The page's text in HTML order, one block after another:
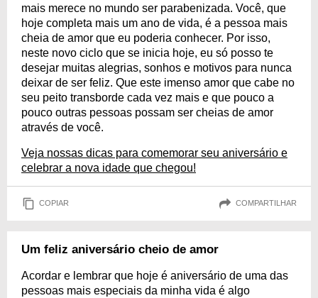
mais merece no mundo ser parabenizada. Você, que
hoje completa mais um ano de vida, é a pessoa mais
cheia de amor que eu poderia conhecer. Por isso,
neste novo ciclo que se inicia hoje, eu só posso te
desejar muitas alegrias, sonhos e motivos para nunca
deixar de ser feliz. Que este imenso amor que cabe no
seu peito transborde cada vez mais e que pouco a
pouco outras pessoas possam ser cheias de amor
através de você.
Veja nossas dicas para comemorar seu aniversário e
celebrar a nova idade que chegou!
COPIAR COMPARTILHAR
Um feliz aniversário cheio de amor
Acordar e lembrar que hoje é aniversário de uma das
pessoas mais especiais da minha vida é algo